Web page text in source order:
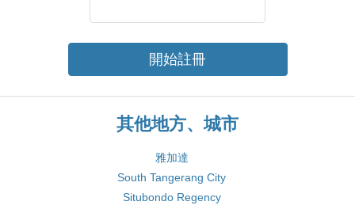
開始註冊
其他地方、城市
雅加達
South Tangerang City
Situbondo Regency